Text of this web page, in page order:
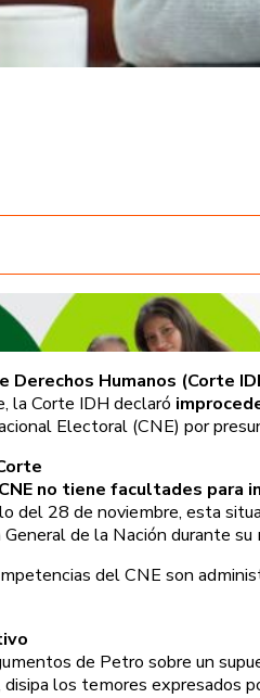
Derechos Humanos (Corte
la Corte IDH declaró
Electoral (CNE) por
CNE no tiene facultades para
del 28 de noviembre, esta
de la Nación durante
del CNE son
de Petro sobre un
los temores expresados